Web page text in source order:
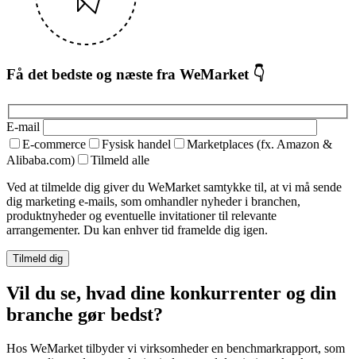
Få det bedste og næste fra WeMarket 👇
E-mail
E-commerce
Fysisk handel
Marketplaces (fx. Amazon &
Alibaba.com)
Tilmeld alle
Ved at tilmelde dig giver du WeMarket samtykke til, at vi må sende
dig marketing e-mails, som omhandler nyheder i branchen,
produktnyheder og eventuelle invitationer til relevante
arrangementer. Du kan enhver tid framelde dig igen.
Vil du se, hvad dine konkurrenter og din
branche gør bedst?
Hos WeMarket tilbyder vi virksomheder en benchmarkrapport, som